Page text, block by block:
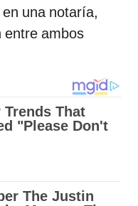
una notaría,
entre ambos